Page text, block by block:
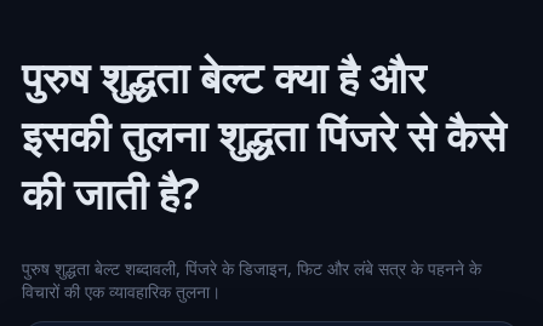
पुरुष शुद्धता बेल्ट क्या है और
इसकी तुलना शुद्धता पिंजरे से कैसे
की जाती है?
पुरुष शुद्धता बेल्ट शब्दावली, पिंजरे के डिजाइन, फिट और लंबे सत्र के पहनने के
विचारों की एक व्यावहारिक तुलना।